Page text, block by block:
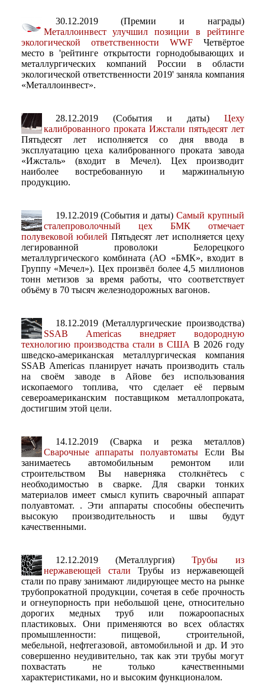
30.12.2019 (Премии и награды)
Металлоинвест улучшил позиции в рейтинге
экологической ответственности WWFЧетвёртое
место в 'рейтинге открытости горнодобывающих и
металлургических компаний России в области
экологической ответственности 2019' заняла компания
«Металлоинвест».
28.12.2019 (События и даты) Цеху
калиброванного проката Ижстали пятьдесят лет
Пятьдесят лет исполняется со дня ввода в
эксплуатацию цеха калиброванного проката завода
«Ижсталь» (входит в Мечел). Цех производит
наиболее востребованную и маржинальную
продукцию.
19.12.2019 (События и даты) Самый крупный
сталепроволочный цех БМК отмечает
полувековой юбилей Пятьдесят лет исполняется цеху
легированной проволоки Белорецкого
металлургического комбината (АО «БМК», входит в
Группу «Мечел»). Цех произвёл более 4,5 миллионов
тонн метизов за время работы, что соответствует
объёму в 70 тысяч железнодорожных вагонов.
18.12.2019 (Металлургические производства)
SSAB Americas внедряет водородную
технологию производства стали в США В 2026 году
шведско-американская металлургическая компания
SSAB Americas планирует начать производить сталь
на своём заводе в Айове без использования
ископаемого топлива, что сделает её первым
североамериканским поставщиком металлопроката,
достигшим этой цели.
14.12.2019 (Сварка и резка металлов)
Сварочные аппараты полуавтоматы Если Вы
занимаетесь автомобильным ремонтом или
строительством Вы наверняка столкнётесь с
необходимостью в сварке. Для сварки тонких
материалов имеет смысл купить сварочный аппарат
полуавтомат. . Эти аппараты способны обеспечить
высокую производительность и швы будут
качественными.
12.12.2019 (Металлургия)Трубы из
нержавеющей стали Трубы из нержавеющей
стали по праву занимают лидирующее место на рынке
трубопрокатной продукции, сочетая в себе прочность
и огнеупорность при небольшой цене, относительно
дорогих медных труб или пожароопасных
пластиковых. Они применяются во всех областях
промышленности: пищевой, строительной,
мебельной, нефтегазовой, автомобильной и др. И это
совершенно неудивительно, так как эти трубы могут
похвастать не только качественными
характеристиками, но и высоким функционалом.